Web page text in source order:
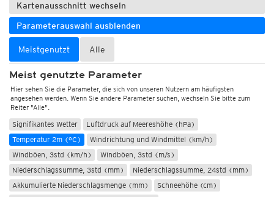
Kartenausschnitt wechseln
Parameterauswahl ausblenden
Meistgenutzt Alle
Meist genutzte Parameter
Hier sehen Sie die Parameter, die sich von unseren Nutzern am häufigsten
angesehen werden. Wenn Sie andere Parameter suchen, wechseln Sie bitte zum
Reiter "Alle".
Signifikantes Wetter
Luftdruck auf Meereshöhe (hPa)
Temperatur 2m (°C)
Windrichtung und Windmittel (km/h)
Windböen, 3std (km/h)
Windböen, 3std (m/s)
Niederschlagssumme, 3std (mm)
Niederschlagssumme, 24std (mm)
Akkumulierte Niederschlagsmenge (mm)
Schneehöhe (cm)